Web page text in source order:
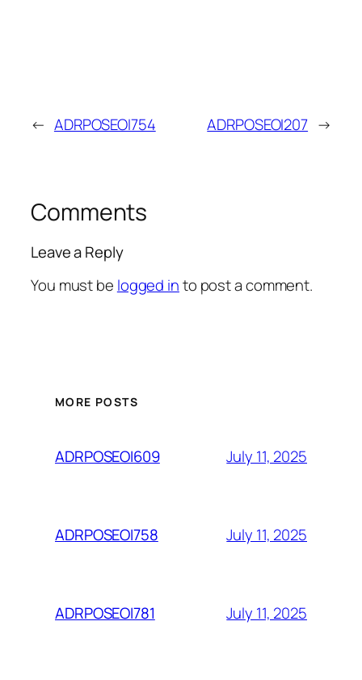
← ADRPOSEOI754 ADRPOSEOI207 →
Comments
Leave a Reply
You must be logged into post a comment.
MORE POSTS
ADRPOSEOI609 July 11, 2025
ADRPOSEOI758 July 11, 2025
ADRPOSEOI781 July 11, 2025